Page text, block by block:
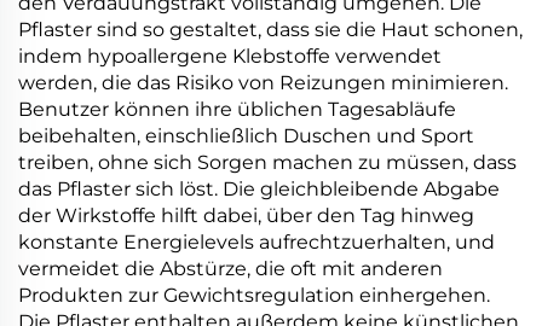
Pflaster sind so gestaltet, dass sie die Haut schonen,
indem hypoallergene Klebstoffe verwendet
werden, die das Risiko von Reizungen minimieren.
Benutzer können ihre üblichen Tagesabläufe
beibehalten, einschließlich Duschen und Sport
treiben, ohne sich Sorgen machen zu müssen, dass
das Pflaster sich löst. Die gleichbleibende Abgabe
der Wirkstoffe hilft dabei, über den Tag hinweg
konstante Energielevels aufrechtzuerhalten, und
vermeidet die Abstürze, die oft mit anderen
Produkten zur Gewichtsregulation einhergehen.